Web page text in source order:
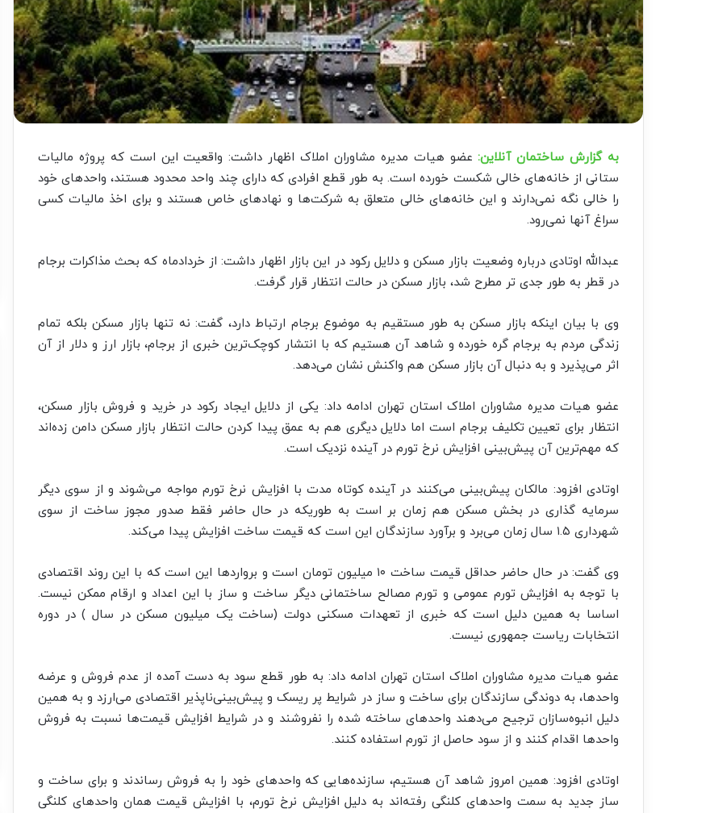
به گزارش ساختمان آنلاین: عضو هیات مدیره مشاوران املاک اظهار داشت: واقعیت این است که پروژه مالیات
ستانی از خانه‌های خالی شکست خورده‌ است. به طور قطع افرادی که دارای چند واحد محدود هستند، واحدهای خود
را خالی نگه نمی‌دارند و این خانه‌های خالی متعلق به شرکت‌ها و نهادهای خاص هستند و برای اخذ مالیات کسی
سراغ آنها نمی‌رود.
عبدالله اوتادی درباره وضعیت بازار مسکن و دلایل رکود در این بازار اظهار داشت: از خردادماه که بحث مذاکرات برجام
در قطر به طور جدی تر مطرح شد، بازار مسکن در حالت انتظار قرار گرفت.
وی با بیان اینکه بازار مسکن به طور مستقیم به موضوع برجام ارتباط دارد، گفت: نه تنها بازار مسکن بلکه تمام
زندگی مردم به برجام گره خورده و شاهد آن هستیم که با انتشار کوچک‌ترین خبری از برجام، بازار ارز و دلار از آن
اثر می‌پذیرد و به دنبال آن بازار مسکن هم واکنش نشان می‌دهد.
عضو هیات مدیره مشاوران املاک استان تهران ادامه داد: یکی از دلایل ایجاد رکود در خرید و فروش بازار مسکن،
انتظار برای تعیین تکلیف برجام است اما دلایل دیگری هم به عمق پیدا کردن حالت انتظار بازار مسکن دامن زده‌اند
که مهم‌ترین آن پیش‌بینی افزایش نرخ تورم در آینده نزدیک است.
اوتادی افزود: مالکان پیش‌بینی می‌کنند در آینده کوتاه مدت با افزایش نرخ تورم مواجه می‌شوند و از سوی دیگر
سرمایه گذاری در بخش مسکن هم زمان بر است به طوریکه در حال حاضر فقط صدور مجوز ساخت از سوی
شهرداری ۱.۵ سال زمان می‌برد و برآورد سازندگان این است که قیمت ساخت افزایش پیدا می‌کند.
وی گفت: در حال حاضر حداقل قیمت ساخت ۱۰ میلیون تومان است و برواردها این است که با این روند اقتصادی
با توجه به افزایش تورم عمومی و تورم مصالح ساختمانی دیگر ساخت و ساز با این اعداد و ارقام ممکن نیست.
اساسا به همین دلیل است که خبری از تعهدات مسکنی دولت (ساخت یک میلیون مسکن در سال ) در دوره
انتخابات ریاست جمهوری نیست.
عضو هیات مدیره مشاوران املاک استان تهران ادامه داد: به طور قطع سود به دست آمده از عدم فروش و عرضه
واحدها، به دوندگی‌ سازندگان برای ساخت و ساز در شرایط پر ریسک و پیش‌بینی‌ناپذیر اقتصادی می‌ارزد و به همین
دلیل انبوه‌سازان ترجیح می‌دهند واحدهای ساخته شده را نفروشند و در شرایط افزایش قیمت‌ها نسبت به فروش
واحدها اقدام کنند و از سود حاصل از تورم استفاده کنند.
اوتادی افزود: همین امروز شاهد آن هستیم، سازنده‌هایی که واحدهای خود را به فروش رساندند و برای ساخت و
ساز جدید به سمت واحدهای کلنگی رفته‌اند به دلیل افزایش نرخ تورم، با افزایش قیمت همان واحدهای کلنگی